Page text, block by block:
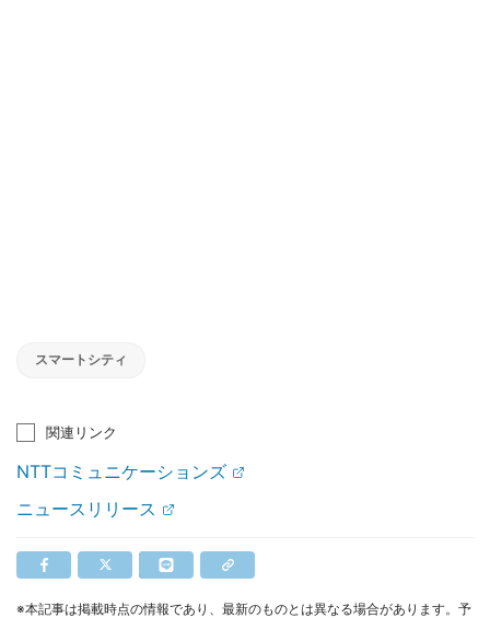
スマートシティ
関連リンク
NTTコミュニケーションズ
ニュースリリース
※本記事は掲載時点の情報であり、最新のものとは異なる場合があります。予